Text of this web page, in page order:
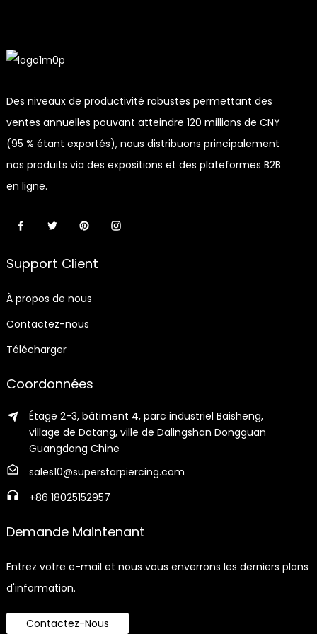
Des niveaux de productivité robustes permettant des
ventes annuelles pouvant atteindre 120 millions de CNY
(95 % étant exportés), nous distribuons principalement
nos produits via des expositions et des plateformes B2B
en ligne.
Support Client
À propos de nous
Contactez-nous
Télécharger
Coordonnées
Étage 2-3, bâtiment 4, parc industriel Baisheng,
village de Datang, ville de Dalingshan Dongguan
Guangdong Chine
sales10@superstarpiercing.com
+86 18025152957
Demande Maintenant
Entrez votre e-mail et nous vous enverrons les derniers plans
d'information.
Contactez-Nous